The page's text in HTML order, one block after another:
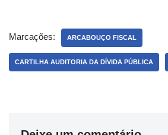
Marcações: ARCABOUÇO FISCAL
CARTILHA AUDITORIA DA DÍVIDA PÚBLICA